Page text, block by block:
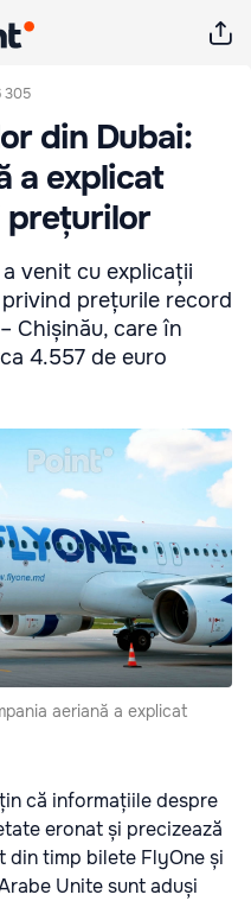
305
din Dubai:
a explicat
prețurilor
venit cu explicații
prețurile record
Chișinău, care în
4.557 de euro
aeriană a explicat
că informațiile despre
eronat și precizează
din timp bilete FlyOne și
Unite sunt aduși